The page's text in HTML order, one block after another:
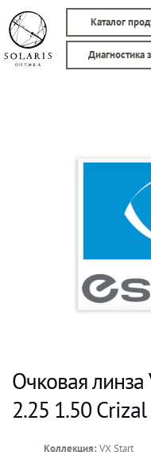
Каталог
Диагностика
Очковая
2.25 1.50 Crizal
Коллекция: VX Start